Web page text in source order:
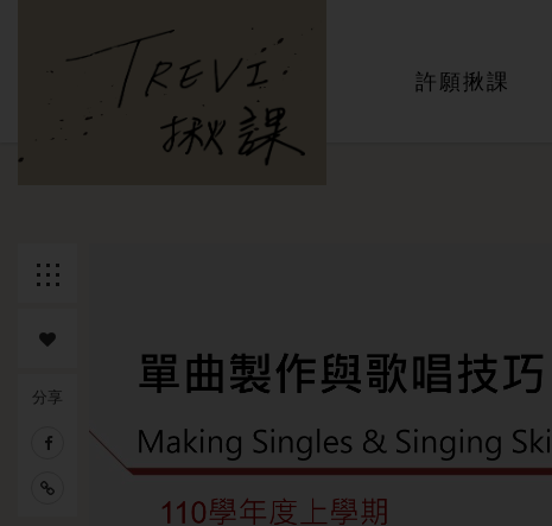
許願揪課
返回列
表
追蹤課
分享